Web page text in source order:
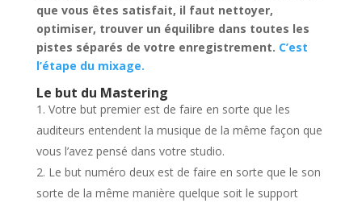
que vous êtes satisfait, il faut nettoyer,
optimiser, trouver un équilibre dans toutes les
pistes séparés de votre enregistrement. C’est
l’étape du mixage.
Le but du Mastering
Votre but premier est de faire en sorte que les
auditeurs entendent la musique de la même façon que
vous l’avez pensé dans votre studio.
Le but numéro deux est de faire en sorte que le son
sorte de la même manière quelque soit le support